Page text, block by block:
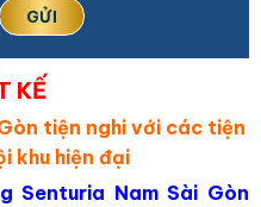
KẾ
tiện nghi với các tiện
khu hiện đại
Senturia Nam Sài Gòn